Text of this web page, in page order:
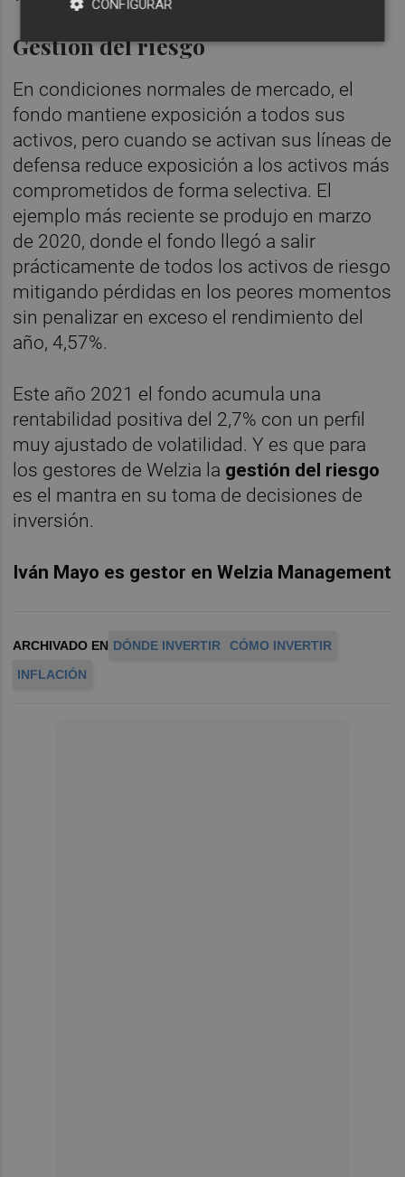
Gestión del riesgo
En condiciones normales de mercado, el
fondo mantiene exposición a todos sus
activos, pero cuando se activan sus líneas de
defensa reduce exposición a los activos más
comprometidos de forma selectiva. El
ejemplo más reciente se produjo en marzo
de 2020, donde el fondo llegó a salir
prácticamente de todos los activos de riesgo
mitigando pérdidas en los peores momentos
sin penalizar en exceso el rendimiento del
año, 4,57%.
Este año 2021 el fondo acumula una
rentabilidad positiva del 2,7% con un perfil
muy ajustado de volatilidad. Y es que para
los gestores de Welzia la gestión del riesgo
es el mantra en su toma de decisiones de
inversión.
Iván Mayo es gestor en Welzia Management
ARCHIVADO EN DÓNDE INVERTIR
CÓMO INVERTIR
INFLACIÓN
CONFIGURAR